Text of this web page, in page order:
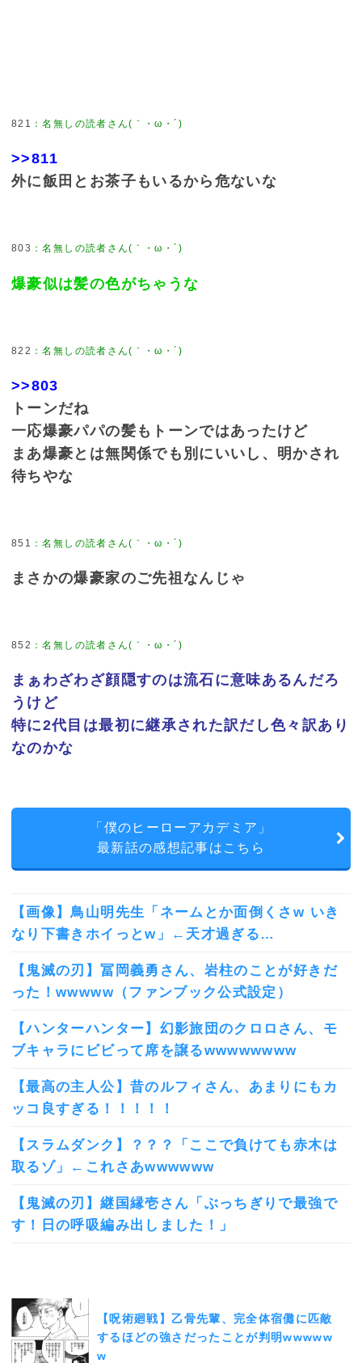
821 ：名無しの読者さん(｀・ω・´)
>>811
外に飯田とお茶子もいるから危ないな
803 ：名無しの読者さん(｀・ω・´)
爆豪似は髪の色がちゃうな
822 ：名無しの読者さん(｀・ω・´)
>>803
トーンだね
一応爆豪パパの髪もトーンではあったけど
まあ爆豪とは無関係でも別にいいし、明かされ
待ちやな
851 ：名無しの読者さん(｀・ω・´)
まさかの爆豪家のご先祖なんじゃ
852 ：名無しの読者さん(｀・ω・´)
まぁわざわざ顔隠すのは流石に意味あるんだろ
うけど
特に2代目は最初に継承された訳だし色々訳あり
なのかな
「僕のヒーローアカデミア」
最新話の感想記事はこちら
【画像】鳥山明先生「ネームとか面倒くさw いき
なり下書きホイっとw」←天才過ぎる…
【鬼滅の刃】冨岡義勇さん、岩柱のことが好きだ
った！wwwww（ファンブック公式設定）
【ハンターハンター】幻影旅団のクロロさん、モ
ブキャラにビビって席を譲るwwwwwwww
【最高の主人公】昔のルフィさん、あまりにもカ
ッコ良すぎる！！！！！
【スラムダンク】？？？「ここで負けても赤木は
取るゾ」←これさあwwwwww
【鬼滅の刃】継国縁壱さん「ぶっちぎりで最強で
す！日の呼吸編み出しました！」
【呪術廻戦】乙骨先輩、完全体宿儺に匹敵
するほどの強さだったことが判明wwwww
w